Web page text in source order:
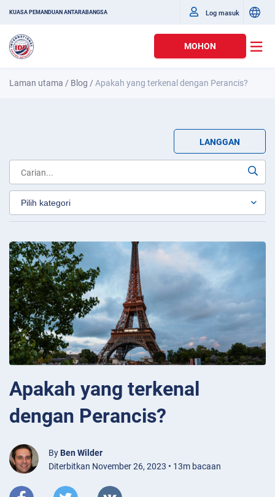
KUASA PEMANDUAN ANTARABANGSA Log masuk
MOHON
Laman utama / Blog /Apakah yang terkenal dengan Perancis?
LANGGAN
Apakah yang terkenal
dengan Perancis?
By Ben Wilder
Diterbitkan November 26, 2023 • 13m bacaan